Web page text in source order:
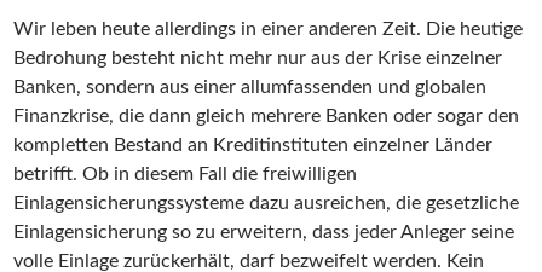
Wir leben heute allerdings in einer anderen Zeit. Die heutige
Bedrohung besteht nicht mehr nur aus der Krise einzelner
Banken, sondern aus einer allumfassenden und globalen
Finanzkrise, die dann gleich mehrere Banken oder sogar den
kompletten Bestand an Kreditinstituten einzelner Länder
betrifft. Ob in diesem Fall die freiwilligen
Einlagensicherungssysteme dazu ausreichen, die gesetzliche
Einlagensicherung so zu erweitern, dass jeder Anleger seine
volle Einlage zurückerhält, darf bezweifelt werden. Kein